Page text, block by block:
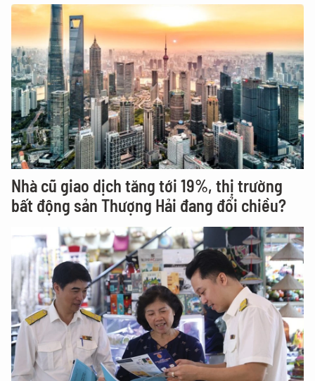
Nhà cũ giao dịch tăng tới 19%, thị trường
bất động sản Thượng Hải đang đổi chiều?